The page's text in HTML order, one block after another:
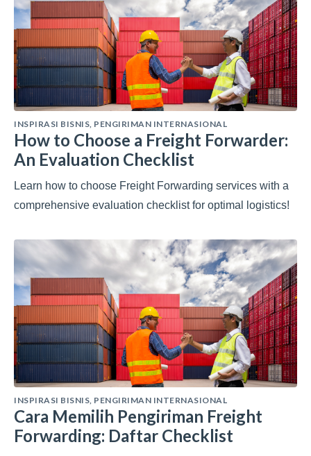
INSPIRASI BISNIS PENGIRIMAN INTERNASIONAL
How to Choose a Freight Forwarder:
An Evaluation Checklist
Learn how to choose Freight Forwarding services with a
comprehensive evaluation checklist for optimal logistics!
INSPIRASI BISNIS, PENGIRIMAN INTERNASIONAL
Cara Memilih Pengiriman Freight
Forwarding: Daftar Checklist